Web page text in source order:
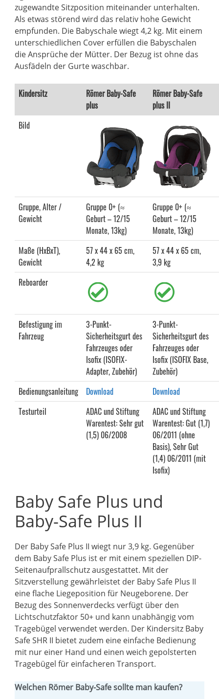
zugewandte Sitzposition miteinander unterhalten.
Als etwas störend wird das relativ hohe Gewicht
empfunden. Die Babyschale wiegt 4,2 kg. Mit einem
unterschiedlichen Cover erfüllen die Babyschalen
die Ansprüche der Mütter. Der Bezug ist ohne das
Ausfädeln der Gurte waschbar.
Kindersitz
Römer Baby-Safe
plus
Römer Baby-Safe
plus II
Bild
Gruppe, Alter /
Gewicht
Gruppe 0+ (≈
Geburt – 12/15
Monate, 13kg)
Gruppe 0+ (≈
Geburt – 12/15
Monate, 13kg)
Maße (HxBxT),
Gewicht
57 x 44 x 65 cm,
4,2 kg
57 x 44 x 65 cm,
3,9 kg
Reboarder
Befestigung im
Fahrzeug
3-Punkt-
Sicherheitsgurt des
Fahrzeuges oder
Isofix (ISOFIX-
Adapter, Zubehör)
3-Punkt-
Sicherheitsgurt des
Fahrzeuges oder
Isofix (ISOFIX Base,
Zubehör)
Bedienungsanleitung
Download
Download
Testurteil
ADAC und Stiftung
Warentest: Sehr gut
(1,5) 06/2008
ADAC und Stiftung
Warentest: Gut (1,7)
06/2011 (ohne
Basis), Sehr Gut
(1,4) 06/2011 (mit
Isofix)
Baby Safe Plus und
Baby-Safe Plus II
Der Baby Safe Plus II wiegt nur 3,9 kg. Gegenüber
dem Baby Safe Plus ist er mit einem speziellen DIP-
Seitenaufprallschutz ausgestattet. Mit der
Sitzverstellung gewährleistet der Baby Safe Plus II
eine flache Liegeposition für Neugeborene. Der
Bezug des Sonnenverdecks verfügt über den
Lichtschutzfaktor 50+ und kann unabhängig vom
Tragebügel verwendet werden. Der Kindersitz Baby
Safe SHR II bietet zudem eine einfache Bedienung
mit nur einer Hand und einen weich gepolsterten
Tragebügel für einfacheren Transport.
Welchen Römer Baby-Safe sollte man kaufen?